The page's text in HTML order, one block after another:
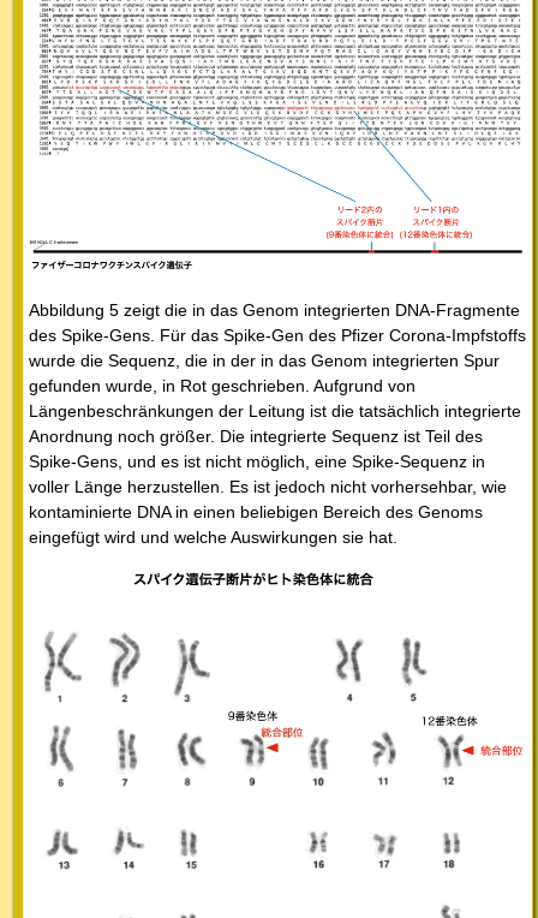
Abbildung 5 zeigt die in das Genom integrierten DNA-Fragmente
des Spike-Gens. Für das Spike-Gen des Pfizer Corona-Impfstoffs
wurde die Sequenz, die in der in das Genom integrierten Spur
gefunden wurde, in Rot geschrieben. Aufgrund von
Längenbeschränkungen der Leitung ist die tatsächlich integrierte
Anordnung noch größer. Die integrierte Sequenz ist Teil des
Spike-Gens, und es ist nicht möglich, eine Spike-Sequenz in
voller Länge herzustellen. Es ist jedoch nicht vorhersehbar, wie
kontaminierte DNA in einen beliebigen Bereich des Genoms
eingefügt wird und welche Auswirkungen sie hat.